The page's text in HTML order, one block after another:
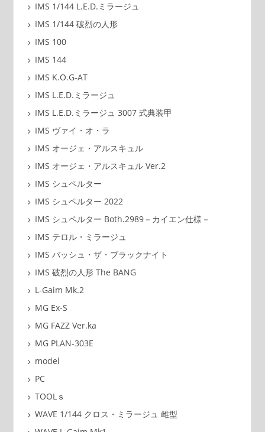
IMS 1/144 L.E.D.ミラージュ
IMS 1/144 破烈の人形
IMS 100
IMS 144
IMS K.O.G-AT
IMS L.E.D.ミラージュ
IMS L.E.D.ミラージュ 3007 式典装甲
IMS ヴァイ・オ・ラ
IMS オージェ・アルスキュル
IMS オージェ・アルスキュル Ver.2
IMS シュペルター
IMS シュペルター 2022
IMS シュペルター Both.2989－カイエン仕様－
IMS テロル・ミラージュ
IMS バッシュ・ザ・ブラックナイト
IMS 破烈の人形 The BANG
L-Gaim Mk.2
MG Ex-S
MG FAZZ Ver.ka
MG PLAN-303E
model
PC
TOOLｓ
WAVE 1/144 クロス・ミラージュ 雌型